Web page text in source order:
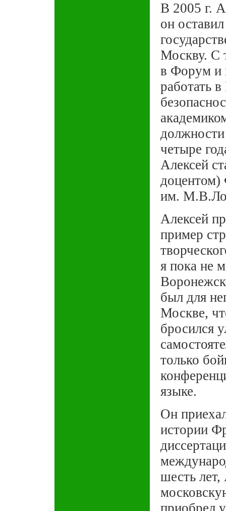
В 2005 г.
он
Москву. С
в Форум и
работать
должности
четыре
Алексей
доцентом)
им.
Алексей
пример
я пока не
был для
Москве,
бросился
только
языке.
Он
истории
шесть
приобрел